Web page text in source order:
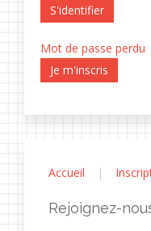
S'identifier
Mot de passe perdu
Je m'inscris
Accueil
Rejoignez-